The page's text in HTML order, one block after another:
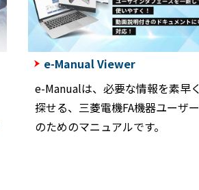
e-Manual Viewer
e-Manualは、必要な情報を素早く
探せる、三菱電機FA機器ユーザー
のためのマニュアルです。